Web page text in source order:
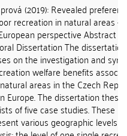
(2019): Revealed
recreation in natural areas -
perspective Abstract
Dissertation The
on the investigation and
welfare benefits
areas in the Czech
Europe. The dissertation thesis
of five case studies. These
various geographic levels of